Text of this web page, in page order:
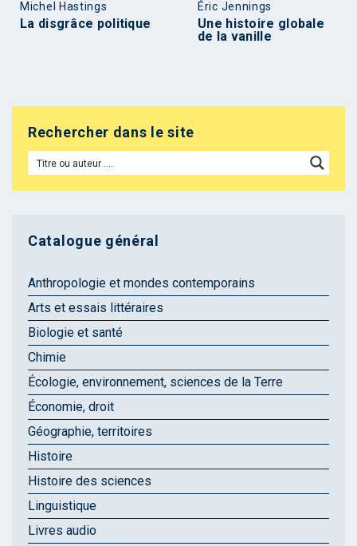
Michel Hastings
La disgrâce politique
Éric Jennings
Une histoire globale
de la vanille
Rechercher dans le site
Catalogue général
Anthropologie et mondes contemporains
Arts et essais littéraires
Biologie et santé
Chimie
Écologie, environnement, sciences de la Terre
Économie, droit
Géographie, territoires
Histoire
Histoire des sciences
Linguistique
Livres audio